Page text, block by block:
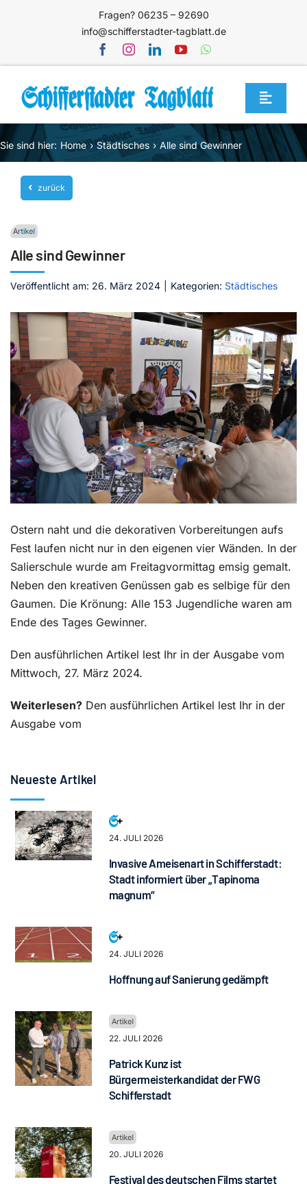
Fragen? 06235 – 92690
info@schifferstadter-tagblatt.de
Toggle
Home
Themen
Blog
Mediathek
Kontakt
Sie sind hier: Home Städtisches Alle sind Gewinner
zurück
Alle sind Gewinner
Veröffentlicht am: 26. März 2024 Kategorien: Städtisches
Ostern naht und die dekorativen Vorbereitungen aufs
Fest laufen nicht nur in den eigenen vier Wänden. In der
Salierschule wurde am Freitagvormittag emsig gemalt.
Neben den kreativen Genüssen gab es selbige für den
Gaumen. Die Krönung: Alle 153 Jugendliche waren am
Ende des Tages Gewinner.
Den ausführlichen Artikel lest Ihr in der Ausgabe vom
Mittwoch, 27. März 2024.
Weiterlesen? Den ausführlichen Artikel lest Ihr in der
Ausgabe vom
Neueste Artikel
24. JULI 2026
Invasive Ameisenart in Schifferstadt:
Stadt informiert über „Tapinoma
magnum“
24. JULI 2026
Hoffnung auf Sanierung gedämpft
22. JULI 2026
Patrick Kunz ist
Bürgermeisterkandidat der FWG
Schifferstadt
20. JULI 2026
Festival des deutschen Films startet